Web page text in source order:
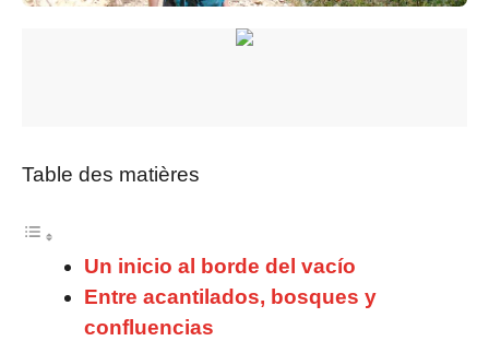
Table des matières
Un inicio al borde del vacío
Entre acantilados, bosques y
confluencias